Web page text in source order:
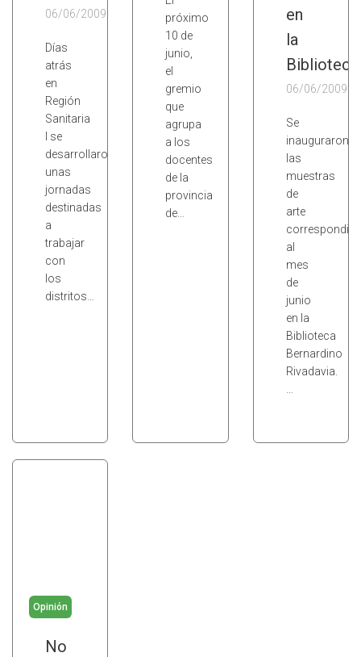
06/06/2009
Días
atrás
en
Región
Sanitaria
I se
desarrollaron
unas
jornadas
destinadas
a
trabajar
con
los
distritos…
próximo
10 de
junio,
el
gremio
que
agrupa
a los
docentes
de la
provincia
de…
en
la
Biblioteca
06/06/2009
Se
inauguraron
las
muestras
de
arte
al
mes
de
junio
en la
Biblioteca
Bernardino
Rivadavia.
Opinión
No